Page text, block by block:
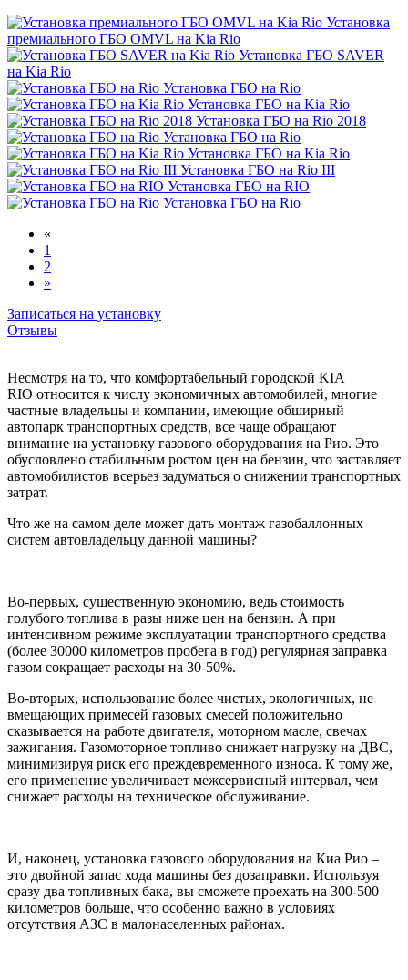
Установка
премиального ГБО OMVL на Kia Rio
Установка ГБО SAVER
на Kia Rio
Установка ГБО на Rio
Установка ГБО на Kia Rio
Установка ГБО на Rio 2018
Установка ГБО на Rio
Установка ГБО на Kia Rio
Установка ГБО на Rio III
Установка ГБО на RIO
Установка ГБО на Rio
«
1
2
»
Записаться на установку
Отзывы
Несмотря на то, что комфортабельный городской KIA
RIO относится к числу экономичных автомобилей, многие
частные владельцы и компании, имеющие обширный
автопарк транспортных средств, все чаще обращают
внимание на установку газового оборудования на Рио. Это
обусловлено стабильным ростом цен на бензин, что заставляет
автомобилистов всерьез задуматься о снижении транспортных
затрат.
Что же на самом деле может дать монтаж газобаллонных
систем автовладельцу данной машины?
Во-первых, существенную экономию, ведь стоимость
голубого топлива в разы ниже цен на бензин. А при
интенсивном режиме эксплуатации транспортного средства
(более 30000 километров пробега в год) регулярная заправка
газом сокращает расходы на 30-50%.
Во-вторых, использование более чистых, экологичных, не
вмещающих примесей газовых смесей положительно
сказывается на работе двигателя, моторном масле, свечах
зажигания. Газомоторное топливо снижает нагрузку на ДВС,
минимизируя риск его преждевременного износа. К тому же,
его применение увеличивает межсервисный интервал, чем
снижает расходы на техническое обслуживание.
И, наконец, установка газового оборудования на Киа Рио –
это двойной запас хода машины без дозаправки. Используя
сразу два топливных бака, вы сможете проехать на 300-500
километров больше, что особенно важно в условиях
отсутствия АЗС в малонаселенных районах.